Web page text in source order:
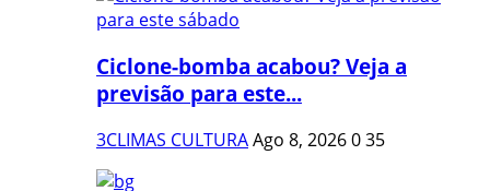
Ciclone-bomba acabou? Veja a
previsão para este...
3CLIMAS CULTURAAgo 8, 2026035